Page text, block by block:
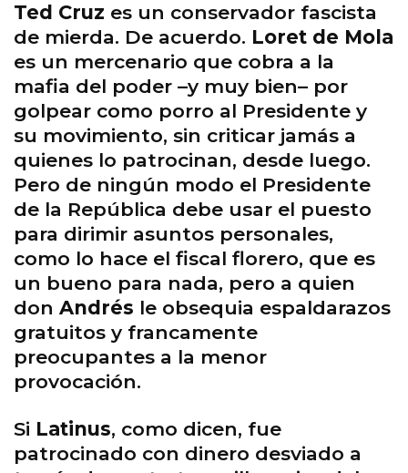
Ted Cruz es un conservador fascista
de mierda. De acuerdo. Loret de Mola
es un mercenario que cobra a la
mafia del poder –y muy bien– por
golpear como porro al Presidente y
su movimiento, sin criticar jamás a
quienes lo patrocinan, desde luego.
Pero de ningún modo el Presidente
de la República debe usar el puesto
para dirimir asuntos personales,
como lo hace el fiscal florero, que es
un bueno para nada, pero a quien
don Andrés le obsequia espaldarazos
gratuitos y francamente
preocupantes a la menor
provocación.
Si Latinus, como dicen, fue
patrocinado con dinero desviado a